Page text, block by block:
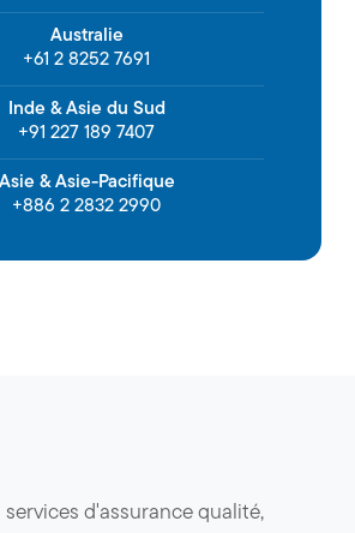
Australie
+61 2 8252 7691
Inde & Asie du Sud
+91 227 189 7407
Asie & Asie-Pacifique
+886 2 2832 2990
d'assurance qualité,